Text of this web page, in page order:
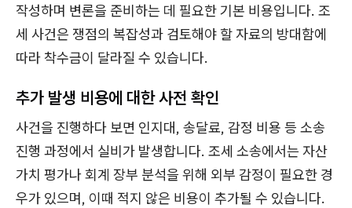
작성하며 변론을 준비하는 데 필요한 기본 비용입니다. 조
세 사건은 쟁점의 복잡성과 검토해야 할 자료의 방대함에
따라 착수금이 달라질 수 있습니다.
추가 발생 비용에 대한 사전 확인
사건을 진행하다 보면 인지대, 송달료, 감정 비용 등 소송
진행 과정에서 실비가 발생합니다. 조세 소송에서는 자산
가치 평가나 회계 장부 분석을 위해 외부 감정이 필요한 경
우가 있으며, 이때 적지 않은 비용이 추가될 수 있습니다.